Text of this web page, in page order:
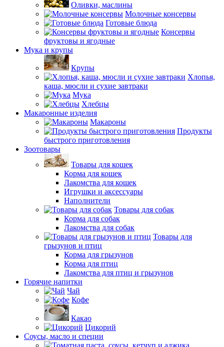
Оливки, маслины
Молочные консервы
Готовые блюда
Консервы
фруктовы и ягодные
Мука и крупы
Крупы
Хлопья,
каша, мюсли и сухие завтраки
Мука
Хлебцы
Макаронные изделия
Макароны
Продукты
быстрого приготовления
Зоотовары
Товары для кошек
Корма для кошек
Лакомства для кошек
Игрушки и аксессуары
Наполнители
Товары для собак
Корма для собак
Лакомства для собак
Товары для
грызунов и птиц
Корма для грызунов
Корма для птиц
Лакомства для птиц и грызунов
Горячие напитки
Чай
Кофе
Какао
Цикорий
Соусы, масло и специи